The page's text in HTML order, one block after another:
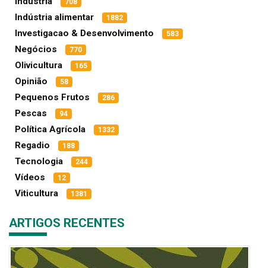
Indústria alimentar 1882
Investigacao & Desenvolvimento 583
Negócios 770
Olivicultura 165
Opinião 58
Pequenos Frutos 286
Pescas 94
Política Agrícola 1332
Regadio 188
Tecnologia 244
Vídeos 12
Viticultura 1381
ARTIGOS RECENTES